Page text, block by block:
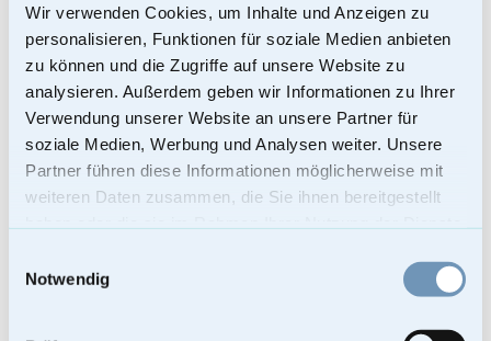
Wir verwenden Cookies, um Inhalte und Anzeigen zu
personalisieren, Funktionen für soziale Medien anbieten
zu können und die Zugriffe auf unsere Website zu
analysieren. Außerdem geben wir Informationen zu Ihrer
Verwendung unserer Website an unsere Partner für
soziale Medien, Werbung und Analysen weiter. Unsere
Partner führen diese Informationen möglicherweise mit
weiteren Daten zusammen, die Sie ihnen bereitgestellt
Notwendig
Runde Papierurne mit Waldmotiv Große
59,00€
Enthält 19% Mehrwertsteuer
Kostenloser Versand
Lieferzeit: Sofort lieferbar
und Gebühren anfallen.